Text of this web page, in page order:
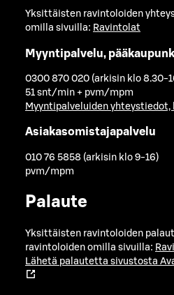
Yksittäisten ravintoloiden
omilla sivuilla: Ravintolat
Myyntipalvelu,
0300 870 020 (arkisin klo 8.30-
51 snt/min + pvm/mpm
Myyntipalveluiden yhteystiedot,
Asiakasomistajapalvelu
010 76 5858 (arkisin klo 9-16)
pvm/mpm
Palaute
Yksittäisten ravintoloiden
ravintoloiden omilla sivuilla:
Lähetä palautetta sivustosta